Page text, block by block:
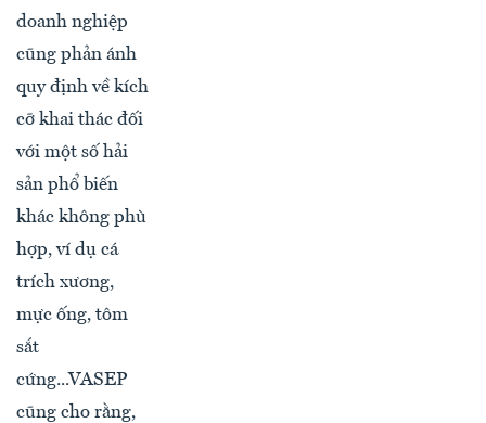
doanh nghiệp
cũng phản ánh
quy định về kích
cỡ khai thác đối
với một số hải
sản phổ biến
khác không phù
hợp, ví dụ cá
trích xương,
mực ống, tôm
sắt
cứng...VASEP
cũng cho rằng,